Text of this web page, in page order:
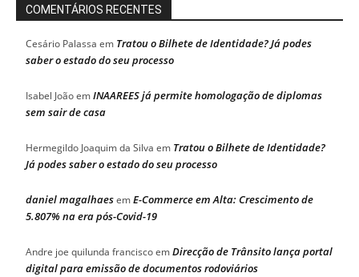
COMENTÁRIOS RECENTES
Cesário Palassa em Tratou o Bilhete de Identidade? Já podes
saber o estado do seu processo
Isabel JoãoemINAAREES já permite homologação de diplomas
sem sair de casa
Hermegildo Joaquim da Silva em Tratou o Bilhete de Identidade?
Já podes saber o estado do seu processo
daniel magalhaesemE-Commerce em Alta: Crescimento de
5.807% na era pós-Covid-19
Andre joe quilunda franciscoemDirecção de Trânsito lança portal
digital para emissão de documentos rodoviários